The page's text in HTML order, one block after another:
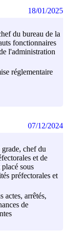
du bureau de la
fonctionnaires
l'administration
réglementaire
18/01/2025
chef du
et de
sous
préfectorales et
actes, arrêtés,
de
07/12/2024